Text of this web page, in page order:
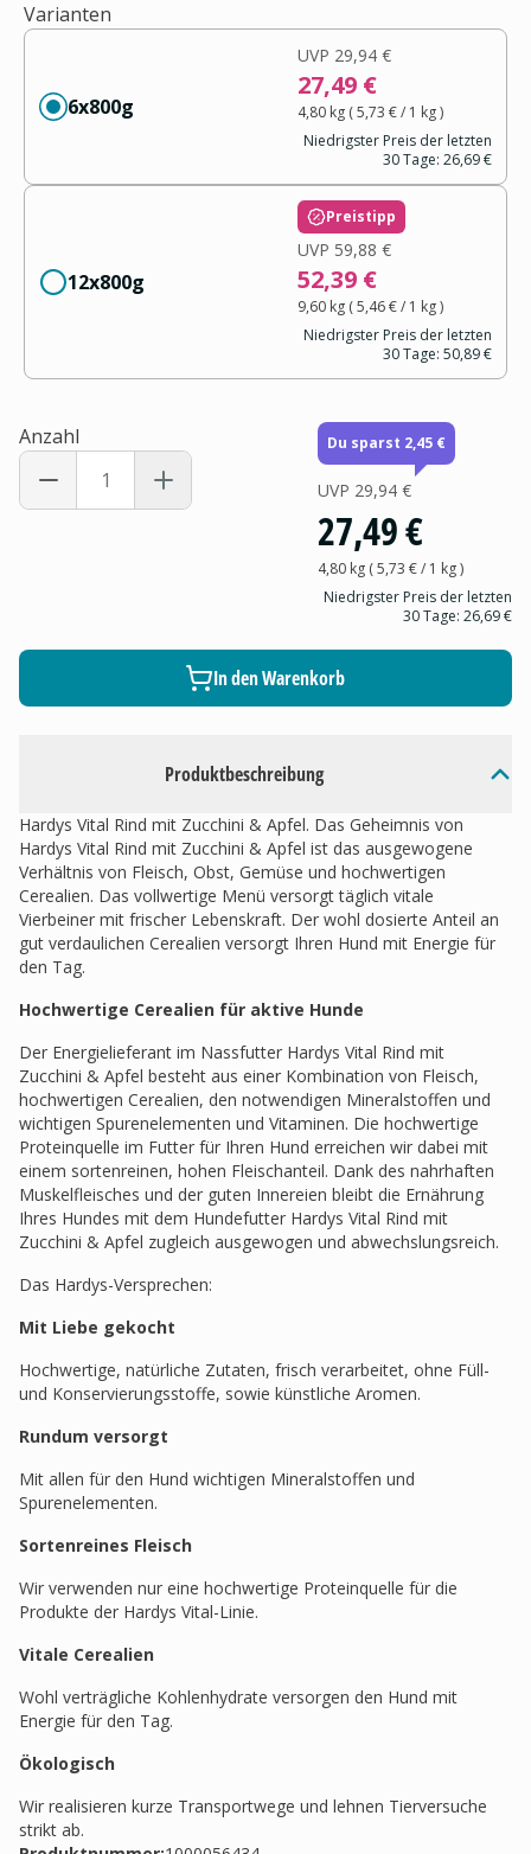
Produktbeschreibung
Hardys Vital Rind mit Zucchini & Apfel. Das Geheimnis von
Hardys Vital Rind mit Zucchini & Apfel ist das ausgewogene
Verhältnis von Fleisch, Obst, Gemüse und hochwertigen
Cerealien. Das vollwertige Menü versorgt täglich vitale
Vierbeiner mit frischer Lebenskraft. Der wohl dosierte Anteil an
gut verdaulichen Cerealien versorgt Ihren Hund mit Energie für
den Tag.
Hochwertige Cerealien für aktive Hunde
Der Energielieferant im Nassfutter Hardys Vital Rind mit
Zucchini & Apfel besteht aus einer Kombination von Fleisch,
hochwertigen Cerealien, den notwendigen Mineralstoffen und
wichtigen Spurenelementen und Vitaminen. Die hochwertige
Proteinquelle im Futter für Ihren Hund erreichen wir dabei mit
einem sortenreinen, hohen Fleischanteil. Dank des nahrhaften
Muskelfleisches und der guten Innereien bleibt die Ernährung
Ihres Hundes mit dem Hundefutter Hardys Vital Rind mit
Zucchini & Apfel zugleich ausgewogen und abwechslungsreich.
Das Hardys-Versprechen:
Mit Liebe gekocht
Hochwertige, natürliche Zutaten, frisch verarbeitet, ohne Füll-
und Konservierungsstoffe, sowie künstliche Aromen.
Rundum versorgt
Mit allen für den Hund wichtigen Mineralstoffen und
Spurenelementen.
Sortenreines Fleisch
Wir verwenden nur eine hochwertige Proteinquelle für die
Produkte der Hardys Vital-Linie.
Vitale Cerealien
Wohl verträgliche Kohlenhydrate versorgen den Hund mit
Energie für den Tag.
Ökologisch
Wir realisieren kurze Transportwege und lehnen Tierversuche
strikt ab.
Varianten
6x800g
UVP 29,94 €
27,49 €
4,80 kg(5,73 €/ 1 kg)
Niedrigster Preis der letzten
30 Tage: 26,69 €
12x800g
Preistipp
UVP 59,88 €
52,39 €
9,60 kg(5,46 €/ 1 kg)
Niedrigster Preis der letzten
30 Tage: 50,89 €
Anzahl Du sparst 2,45 €
UVP 29,94 €
27,49 €
4,80 kg(5,73 €/ 1 kg)
Niedrigster Preis der letzten
30 Tage: 26,69 €
In den Warenkorb